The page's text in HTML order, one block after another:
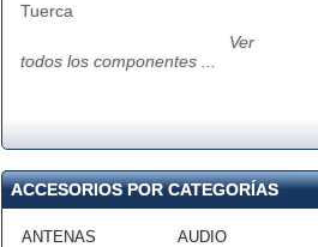
Tuerca
Ver
todos los componentes ...
ACCESORIOS POR CATEGORÍAS
ANTENAS
AUDIO